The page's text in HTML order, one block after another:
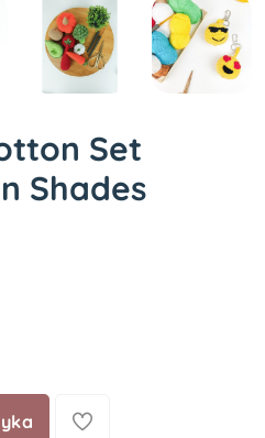
Set
Shades